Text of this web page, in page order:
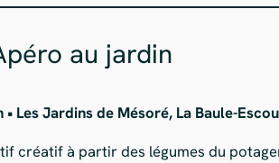
au jardin
• Les Jardins de Mésoré, La Baule-
créatif à partir des légumes du